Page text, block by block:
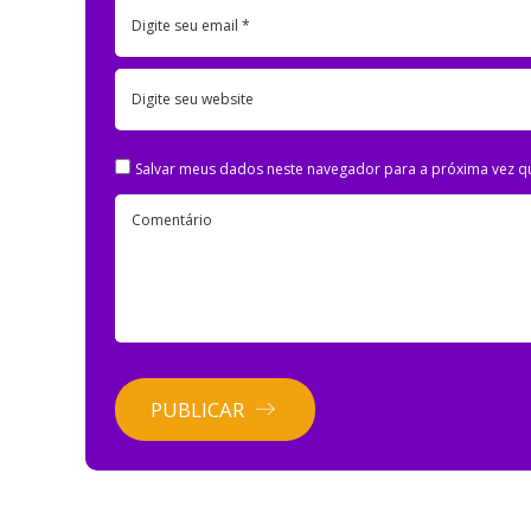
Digite seu email *
Digite seu website
Salvar meus dados neste navegador para a próxima vez
Comentário
PUBLICAR